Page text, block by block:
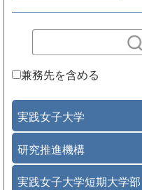
兼務先を含める
実践女子大学
研究推進機構
実践女子大学短期大学部